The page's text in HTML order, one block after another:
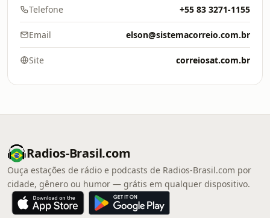
Telefone +55 83 3271-1155
Email elson@sistemacorreio.com.br
Site correiosat.com.br
Radios-Brasil.com
Ouça estações de rádio e podcasts de Radios-Brasil.com por
cidade, gênero ou humor — grátis em qualquer dispositivo.